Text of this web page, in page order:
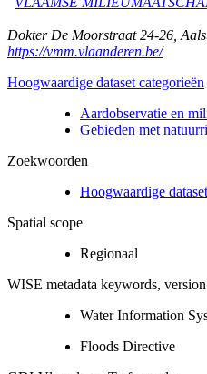
Dokter De Moorstraat 24-26
https://vmm.vlaanderen.be/
Hoogwaardige dataset categorieën
Aardobservatie en
Gebieden met
Zoekwoorden
Hoogwaardige dataset
Spatial scope
Regionaal
WISE metadata keywords,
Water Information
Floods Directive